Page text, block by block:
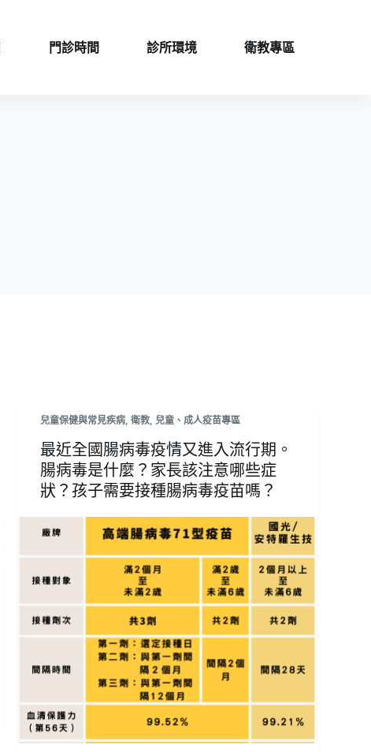
門診時間 診所環境 衛教專區
兒童保健與常見疾病, 衛教, 兒童、成人疫苗專區
最近全國腸病毒疫情又進入流行期。
腸病毒是什麼？家長該注意哪些症
狀？孩子需要接種腸病毒疫苗嗎？